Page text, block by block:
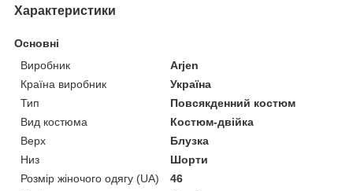
Характеристики
Основні
Виробник
Arjen
Країна виробник
Україна
Тип
Повсякденний костюм
Вид костюма
Костюм-двійка
Верх
Блузка
Низ
Шорти
Розмір жіночого одягу (UA)
46